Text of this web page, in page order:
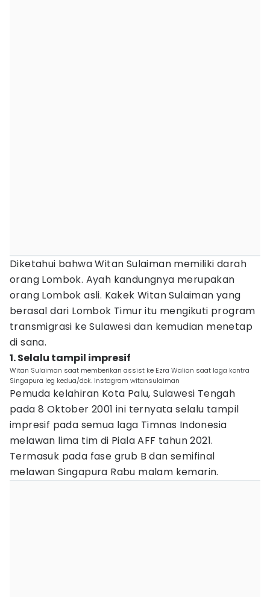
Diketahui bahwa Witan Sulaiman memiliki darah
orang Lombok. Ayah kandungnya merupakan
orang Lombok asli. Kakek Witan Sulaiman yang
berasal dari Lombok Timur itu mengikuti program
transmigrasi ke Sulawesi dan kemudian menetap
di sana.
1. Selalu tampil impresif
Witan Sulaiman saat memberikan assist ke Ezra Walian saat laga kontra
Singapura leg kedua/dok. Instagram witansulaiman
Pemuda kelahiran Kota Palu, Sulawesi Tengah
pada 8 Oktober 2001 ini ternyata selalu tampil
impresif pada semua laga Timnas Indonesia
melawan lima tim di Piala AFF tahun 2021.
Termasuk pada fase grub B dan semifinal
melawan Singapura Rabu malam kemarin.